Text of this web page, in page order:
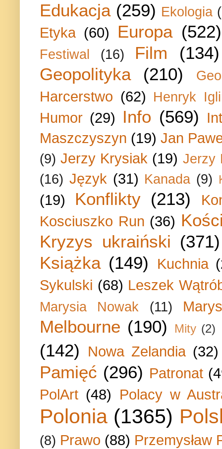
Edukacja (259) Ekologia
Etyka (60) Europa (522)
Festiwal (16) Film
(134)
Geopolityka
(210)
Harcerstwo (62) Henryk
Humor (29) Info (569)
Maszczyszyn (19) Jan
(9) Jerzy Krysiak (19) Jerzy
(16) Język (31) Kanada (9)
(19) Konflikty (213)
Kosciuszko Run (36)
Kryzys ukraiński (371)
Książka (149) Kuchnia
Sykulski (68) Leszek
Marysia Nowak (11)
Melbourne (190) Mity (2)
(142) Nowa Zelandia (32)
Pamięć (296) Patronat
PolArt (48) Polacy w
Polonia (1365)
(8) Prawo (88) Przemysław